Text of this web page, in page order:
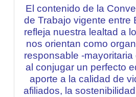
El contenido de la
de Trabajo vigente entre
refleja nuestra lealtad a
nos orientan como
responsable -
al conjugar un perfecto
aporte a la calidad de
afiliados, la